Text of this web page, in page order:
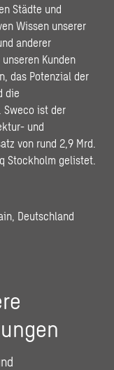
Städte und
Wissen unserer
anderer
Kunden
das Potenzial der
die
Sweco ist der
und
von rund 2,9 Mrd.
Stockholm gelistet.
Deutschland